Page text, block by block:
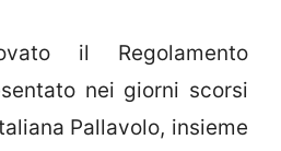
il Regolamento
nei giorni scorsi
Pallavolo, insieme